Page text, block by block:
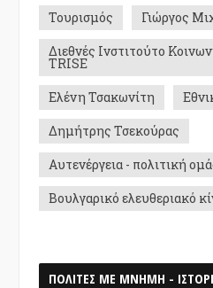
Τουρισμός
Γιώργος
Διεθνές Ινστιτούτο
TRISE
Ελένη Τσακωνίτη
Δημήτρης Τσεκούρας
Αυτενέργεια - πολιτική
Βουλγαρικό ελευθεριακό
ΠΟΛΙΤΕΣ ΜΕ ΜΝΗΜΗ -